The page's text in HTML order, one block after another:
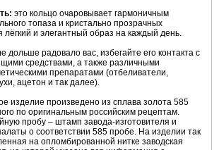
это кольцо очаровывает гармоничным
топаза и кристально прозрачных
лёгкий и элегантный образ на каждый день.
дольше радовало вас, избегайте его контакта с
средствами, а также различными
препаратами (отбеливатели,
ацетон и так далее).
изделие произведено из сплава золота 585
по оригинальным российским рецептам.
пробу – штамп завода-изготовителя и
о соответствии 585 пробе. На изделии так
на опломбированной нитке заводская